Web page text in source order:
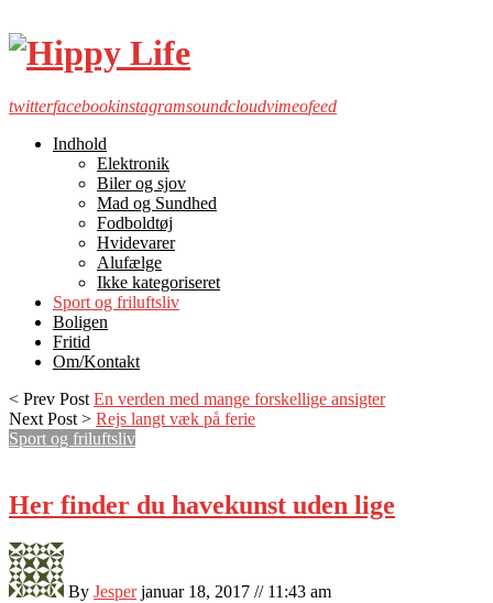
twitterfacebookinstagramsoundcloudvimeofeed
Indhold
Elektronik
Biler og sjov
Mad og Sundhed
Fodboldtøj
Hvidevarer
Alufælge
Ikke kategoriseret
Sport og friluftsliv
Boligen
Fritid
Om/Kontakt
< Prev Post En verden med mange forskellige ansigter
Next Post > Rejs langt væk på ferie
Sport og friluftsliv
Her finder du havekunst uden lige
By Jesper januar 18, 2017 // 11:43 am